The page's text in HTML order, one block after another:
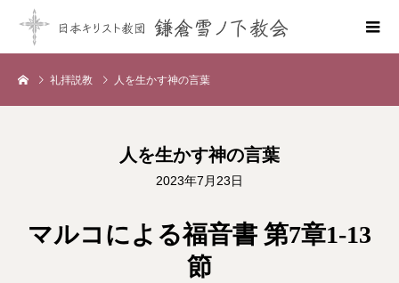
礼拝説教 人を生かす神の言葉
人を生かす神の言葉
2023年7月23日
マルコによる福音書 第7章1-13
節